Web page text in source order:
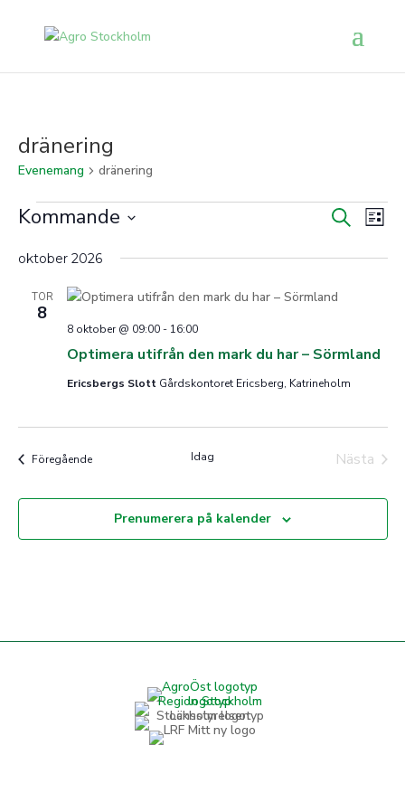
dränering
Evenemang dränering
Evenemang
and
Views
Sök Lista
Kommande
datum.
oktober 2026
TOR
8
Optimera utifrån den mark du har – Sörmland
8 oktober @ 09:00- 16:00
Ericsbergs Slott Gårdskontoret Ericsberg, Katrineholm
FöregåendeEvenemang Idag
Nästa
Prenumerera på kalender